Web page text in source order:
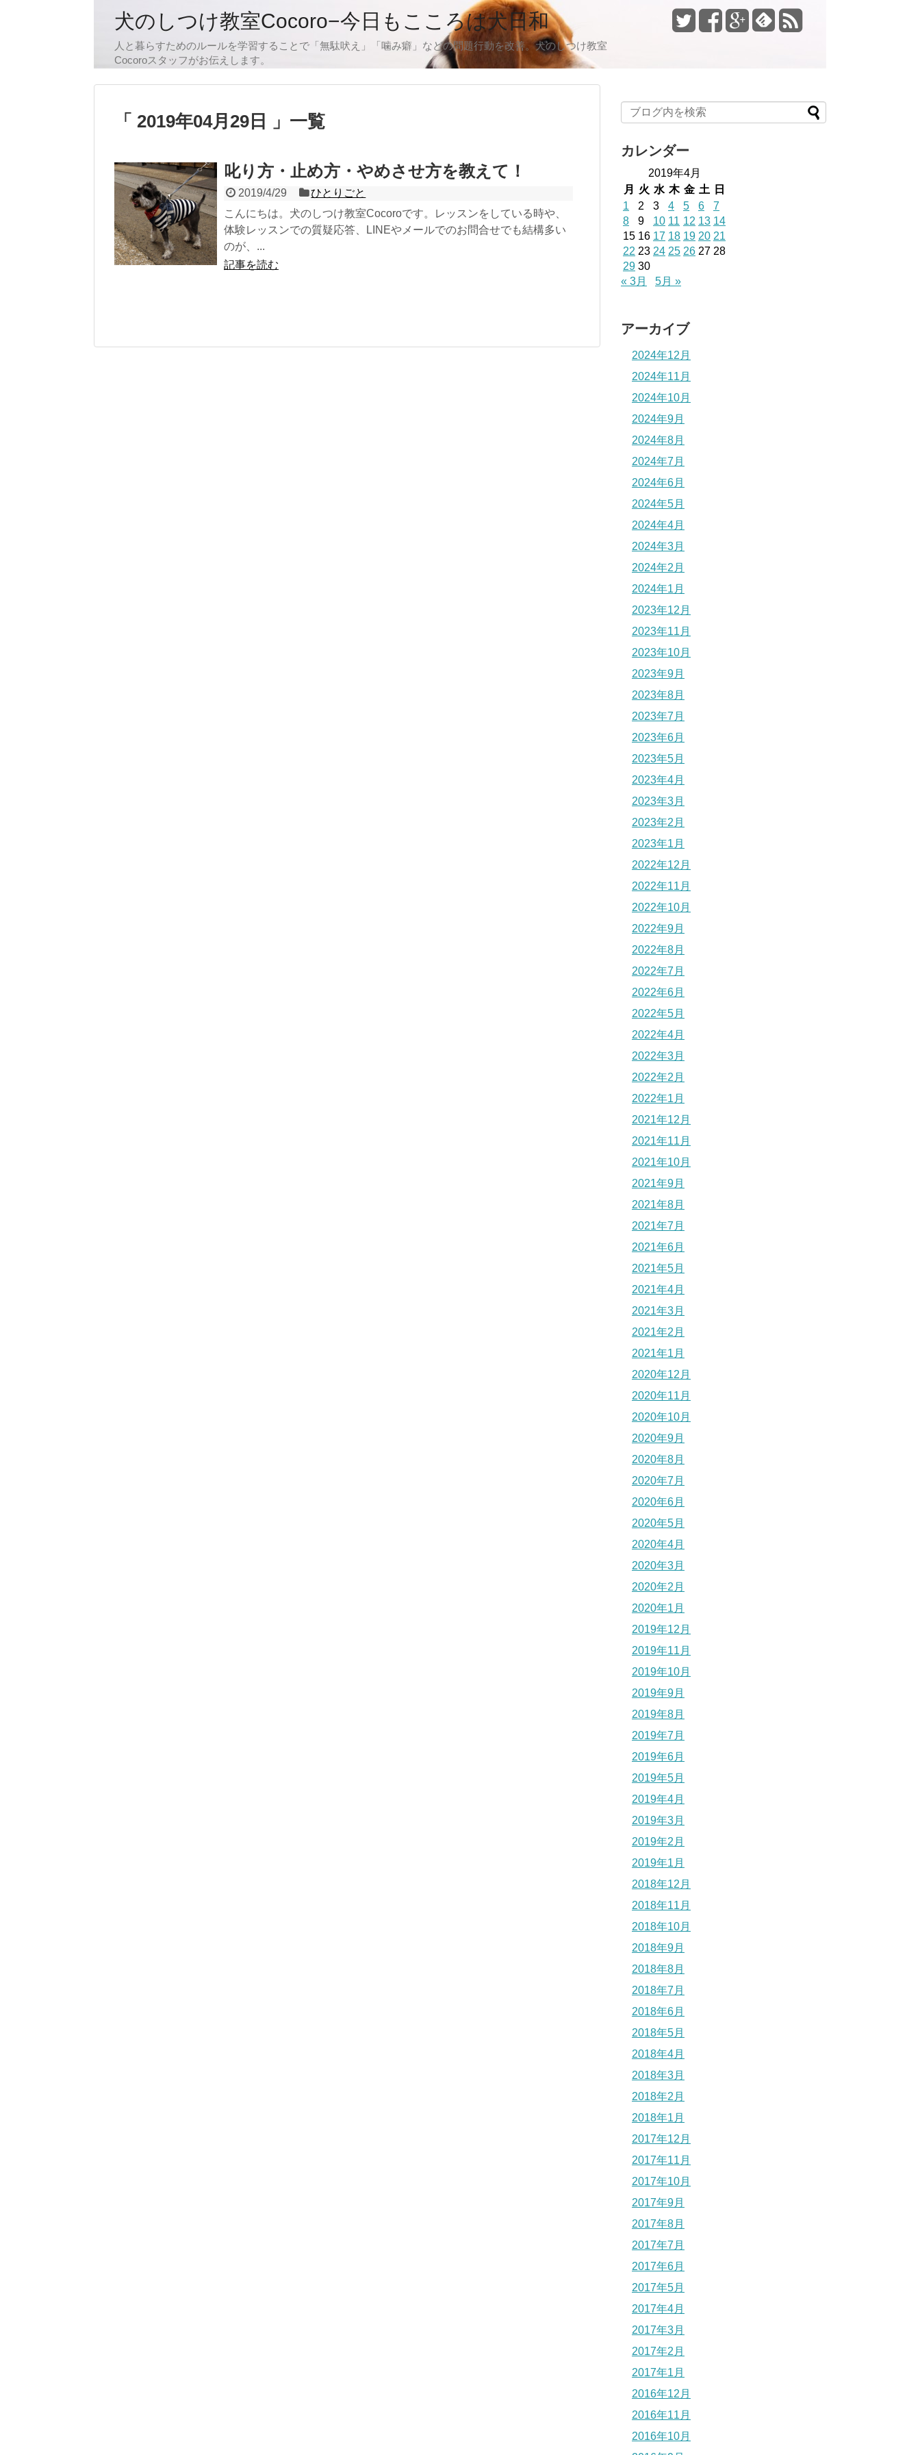
犬のしつけ教室Cocoro−今日もこころは犬日和
人と暮らすためのルールを学習することで「無駄吠え」「噛み癖」などの問題行動を改善。犬のしつけ教室
Cocoroスタッフがお伝えします。
2019年04月29日 一覧
叱り方・止め方・やめさせ方を教えて！
2019/4/29
ひとりごと
こんにちは。犬のしつけ教室Cocoroです。レッスンをしている時や、
体験レッスンでの質疑応答、LINEやメールでのお問合せでも結構多い
のが、...
記事を読む
カレンダー
2019年4月
月
火 水 木 金 土
日
1
2 3 4 5 6
7
8
9 10 11 12 13 14
15 16 17 18 19 20 21
22 23 24 25 26 27 28
29 30
« 3月
5月 »
アーカイブ
2024年12月
2024年11月
2024年10月
2024年9月
2024年8月
2024年7月
2024年6月
2024年5月
2024年4月
2024年3月
2024年2月
2024年1月
2023年12月
2023年11月
2023年10月
2023年9月
2023年8月
2023年7月
2023年6月
2023年5月
2023年4月
2023年3月
2023年2月
2023年1月
2022年12月
2022年11月
2022年10月
2022年9月
2022年8月
2022年7月
2022年6月
2022年5月
2022年4月
2022年3月
2022年2月
2022年1月
2021年12月
2021年11月
2021年10月
2021年9月
2021年8月
2021年7月
2021年6月
2021年5月
2021年4月
2021年3月
2021年2月
2021年1月
2020年12月
2020年11月
2020年10月
2020年9月
2020年8月
2020年7月
2020年6月
2020年5月
2020年4月
2020年3月
2020年2月
2020年1月
2019年12月
2019年11月
2019年10月
2019年9月
2019年8月
2019年7月
2019年6月
2019年5月
2019年4月
2019年3月
2019年2月
2019年1月
2018年12月
2018年11月
2018年10月
2018年9月
2018年8月
2018年7月
2018年6月
2018年5月
2018年4月
2018年3月
2018年2月
2018年1月
2017年12月
2017年11月
2017年10月
2017年9月
2017年8月
2017年7月
2017年6月
2017年5月
2017年4月
2017年3月
2017年2月
2017年1月
2016年12月
2016年11月
2016年10月